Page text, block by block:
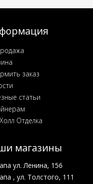
заказ
статьи
Отделка
магазины
ул. Ленина, 156
, ул. Толстого, 111